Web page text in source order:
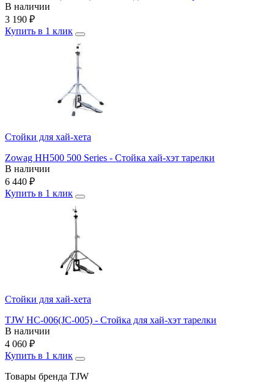
В наличии
3 190 ₽
Купить в 1 клик
Стойки для хай-хета
Zowag HH500 500 Series - Стойка хай-хэт тарелки
В наличии
6 440 ₽
Купить в 1 клик
Стойки для хай-хета
TJW HC-006(JC-005) - Стойка для хай-хэт тарелки
В наличии
4 060 ₽
Купить в 1 клик
Товары бренда TJW